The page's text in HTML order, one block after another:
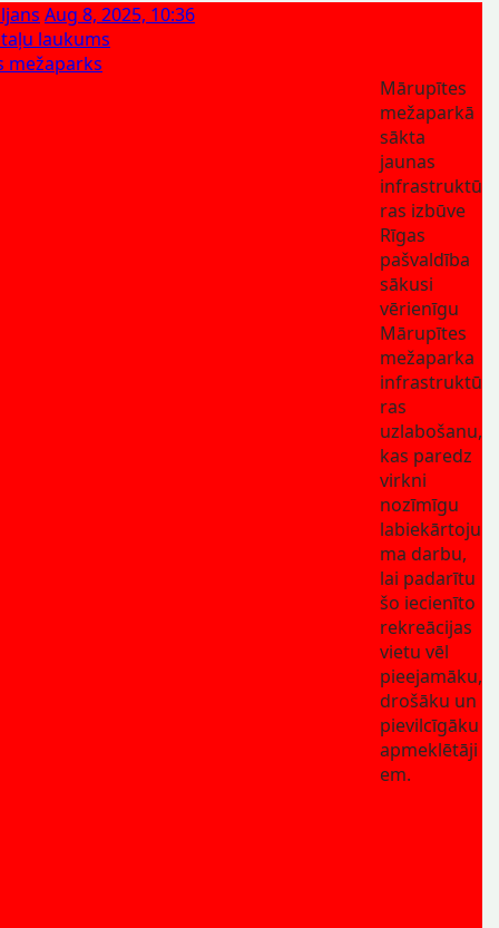
Aug 8, 2025, 10:36
laukums
mežaparks
Mārupītes
mežaparkā
sākta
jaunas
infrastruktū
ras izbūve
Rīgas
pašvaldība
sākusi
vērienīgu
Mārupītes
mežaparka
infrastruktū
ras
uzlabošanu,
kas paredz
virkni
nozīmīgu
labiekārtoju
ma darbu,
lai padarītu
šo iecienīto
rekreācijas
vietu vēl
pieejamāku,
drošāku un
pievilcīgāku
apmeklētāji
em.